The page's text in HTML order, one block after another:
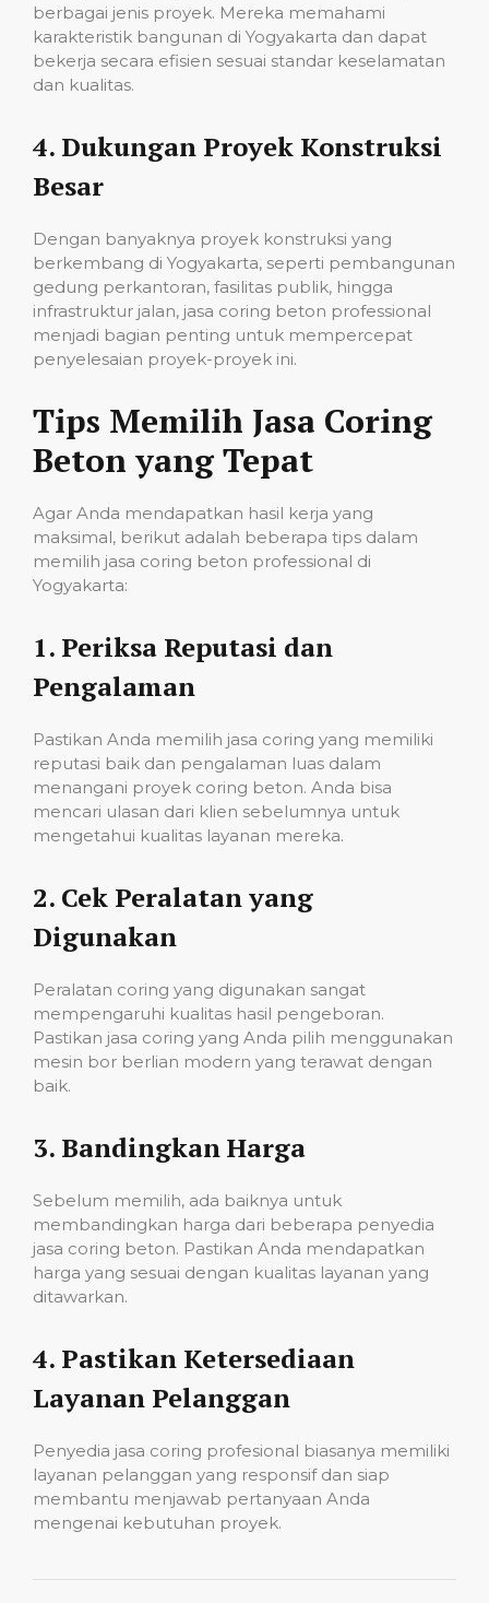
berbagai jenis proyek. Mereka memahami
karakteristik bangunan di Yogyakarta dan dapat
bekerja secara efisien sesuai standar keselamatan
dan kualitas.
4. Dukungan Proyek Konstruksi
Besar
Dengan banyaknya proyek konstruksi yang
berkembang di Yogyakarta, seperti pembangunan
gedung perkantoran, fasilitas publik, hingga
infrastruktur jalan, jasa coring beton professional
menjadi bagian penting untuk mempercepat
penyelesaian proyek-proyek ini.
Tips Memilih Jasa Coring
Beton yang Tepat
Agar Anda mendapatkan hasil kerja yang
maksimal, berikut adalah beberapa tips dalam
memilih jasa coring beton professional di
Yogyakarta:
1. Periksa Reputasi dan
Pengalaman
Pastikan Anda memilih jasa coring yang memiliki
reputasi baik dan pengalaman luas dalam
menangani proyek coring beton. Anda bisa
mencari ulasan dari klien sebelumnya untuk
mengetahui kualitas layanan mereka.
2. Cek Peralatan yang
Digunakan
Peralatan coring yang digunakan sangat
mempengaruhi kualitas hasil pengeboran.
Pastikan jasa coring yang Anda pilih menggunakan
mesin bor berlian modern yang terawat dengan
baik.
3. Bandingkan Harga
Sebelum memilih, ada baiknya untuk
membandingkan harga dari beberapa penyedia
jasa coring beton. Pastikan Anda mendapatkan
harga yang sesuai dengan kualitas layanan yang
ditawarkan.
4. Pastikan Ketersediaan
Layanan Pelanggan
Penyedia jasa coring profesional biasanya memiliki
layanan pelanggan yang responsif dan siap
membantu menjawab pertanyaan Anda
mengenai kebutuhan proyek.